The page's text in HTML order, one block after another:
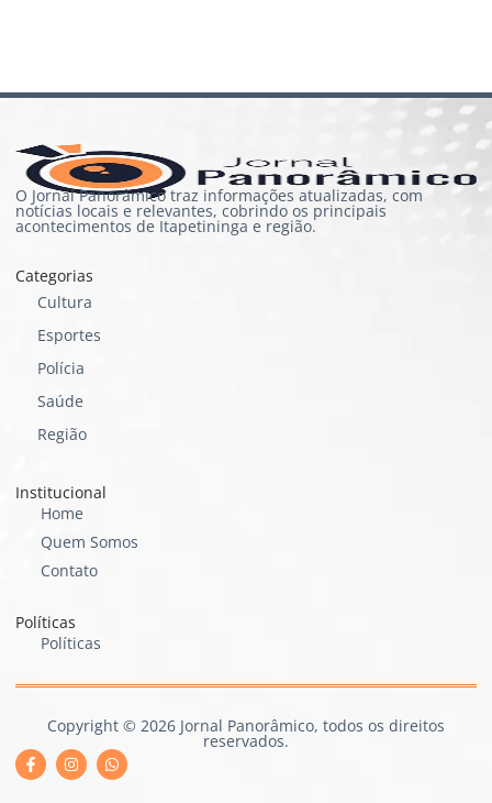
O Jornal Panorâmico traz informações atualizadas, com
notícias locais e relevantes, cobrindo os principais
acontecimentos de Itapetininga e região.
Categorias
Cultura
Esportes
Polícia
Saúde
Região
Institucional
Home
Quem Somos
Contato
Políticas
Políticas
Copyright © 2026 Jornal Panorâmico, todos os direitos
reservados.